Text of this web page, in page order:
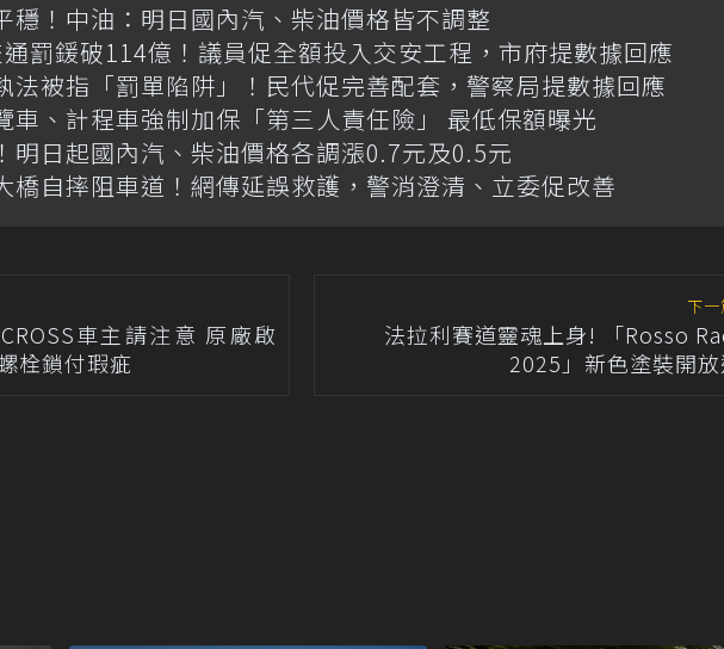
穩！中油：明日國內汽、柴油價格皆不調整
罰鍰破114億！議員促全額投入交安工程，市府提數據回應
法被指「罰單陷阱」！民代促完善配套，警察局提數據回應
車、計程車強制加保「第三人責任險」 最低保額曝光
明日起國內汽、柴油價格各調漲0.7元及0.5元
橋自摔阻車道！網傳延誤救護，警消澄清、立委促改善
車主請注意 原廠啟
栓鎖付瑕疵
下
法拉利賽道靈魂上身! 「Rosso
2025」新色塗裝開